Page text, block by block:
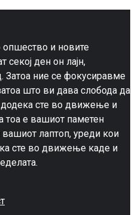
опшество и новите
секој ден он лајн,
Затоа ние се фокусиравме
што ви дава слобода да
додека сте во движење и
тоа е вашиот паметен
лаптоп, уреди кои
сте во движење каде и